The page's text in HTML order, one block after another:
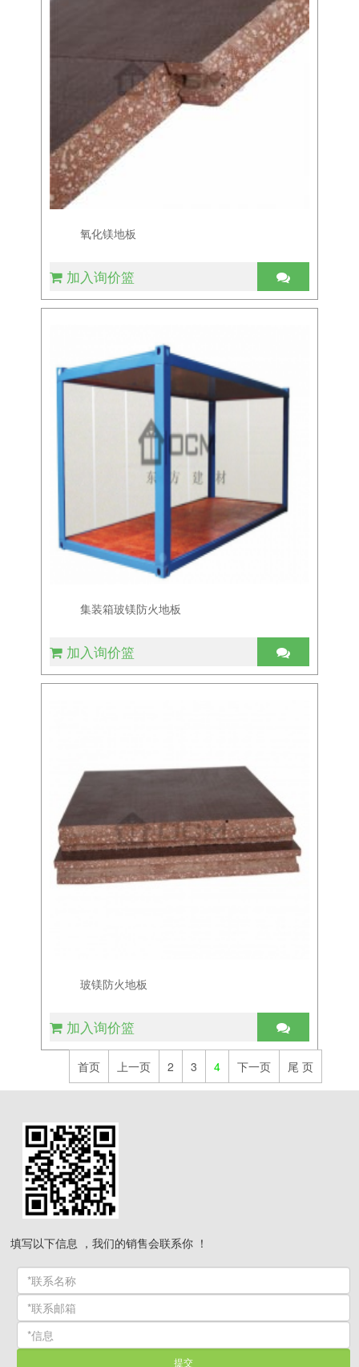
氧化镁地板
加入询价篮
集装箱玻镁防火地板
加入询价篮
玻镁防火地板
加入询价篮
首页 上一页 2 3 4 下一页 尾 页
填写以下信息 ，我们的销售会联系你 ！
提交